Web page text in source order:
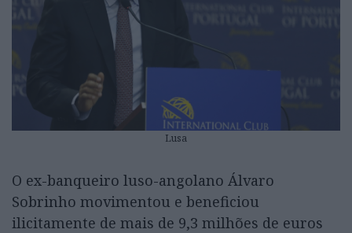
Lusa
O ex-banqueiro luso-angolano Álvaro
Sobrinho movimentou e beneficiou
ilicitamente de mais de 9,3 milhões de euros